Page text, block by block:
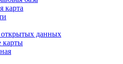
карта
открытых данных
карты